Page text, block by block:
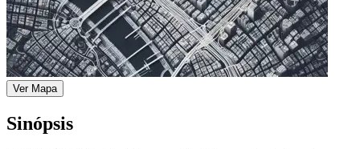
Ver Mapa
Sinópsis